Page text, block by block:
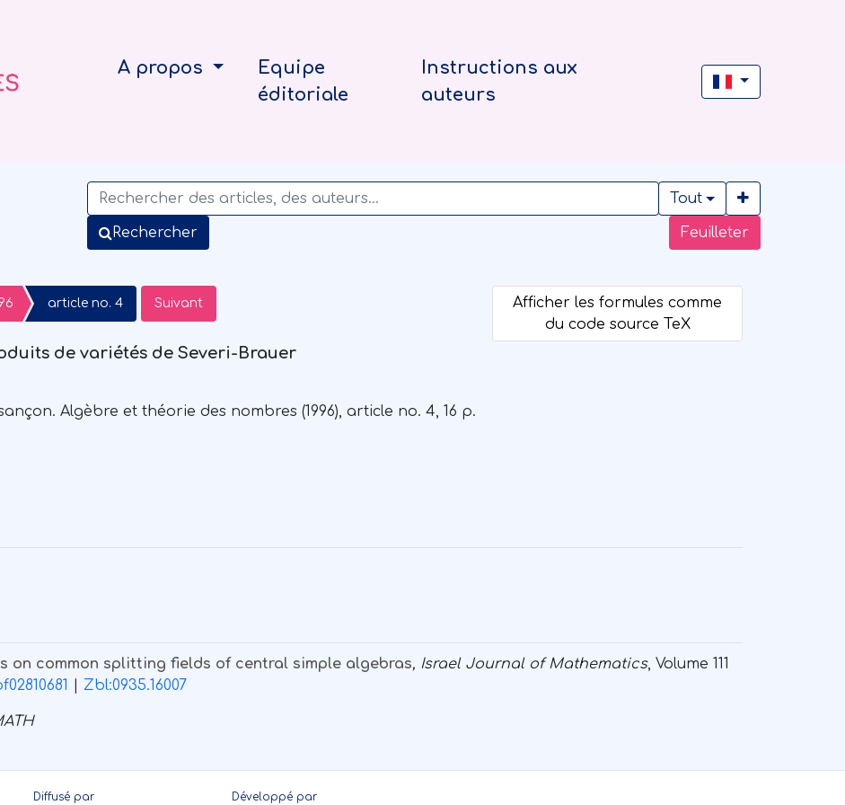
A propos
Equipe
éditoriale
Instructions aux
auteurs
Feuilleter
Tout
Rechercher
article no. 4 Suivant
de variétés de Severi-Brauer
Algèbre et théorie des nombres (1996), article no. 4, 16 p.
on common splitting fields of central simple algebras, Israel Journal of Mathematics, Volume 111
Zbl:0935.16007
Diffusé par Développé par